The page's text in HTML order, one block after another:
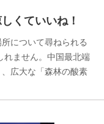
くていいね！
について尋ねられる
れません。中国最北端
広大な「森林の酸素